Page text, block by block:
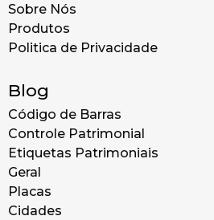
Sobre Nós
Produtos
Politica de Privacidade
Blog
Código de Barras
Controle Patrimonial
Etiquetas Patrimoniais
Geral
Placas
Cidades